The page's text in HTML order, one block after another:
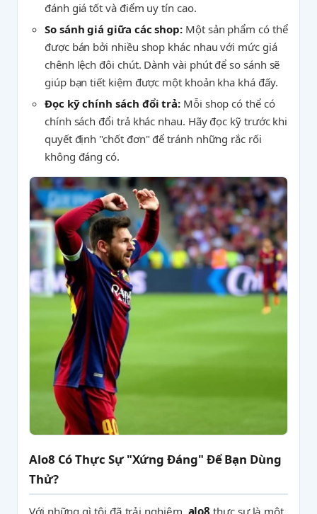
đánh giá tốt và điểm uy tín cao.
So sánh giá giữa các shop: Một sản phẩm có thể
được bán bởi nhiều shop khác nhau với mức giá
chênh lệch đôi chút. Dành vài phút để so sánh sẽ
giúp bạn tiết kiệm được một khoản kha khá đấy.
Đọc kỹ chính sách đổi trả: Mỗi shop có thể có
chính sách đổi trả khác nhau. Hãy đọc kỹ trước khi
quyết định "chốt đơn" để tránh những rắc rối
không đáng có.
Alo8 Có Thực Sự "Xứng Đáng" Để Bạn Dùng
Thử?
Với những gì tôi đã trải nghiệm, alo8 thực sự là một